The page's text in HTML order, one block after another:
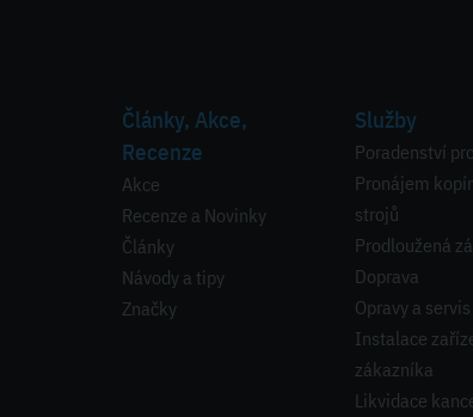
Články, Akce,
Recenze
Akce
Recenze a Novinky
Články
Návody a tipy
Značky
Služby
Poradenství
Pronájem
strojů
Prodloužená
Doprava
Opravy a servis
Instalace
zákazníka
Likvidace